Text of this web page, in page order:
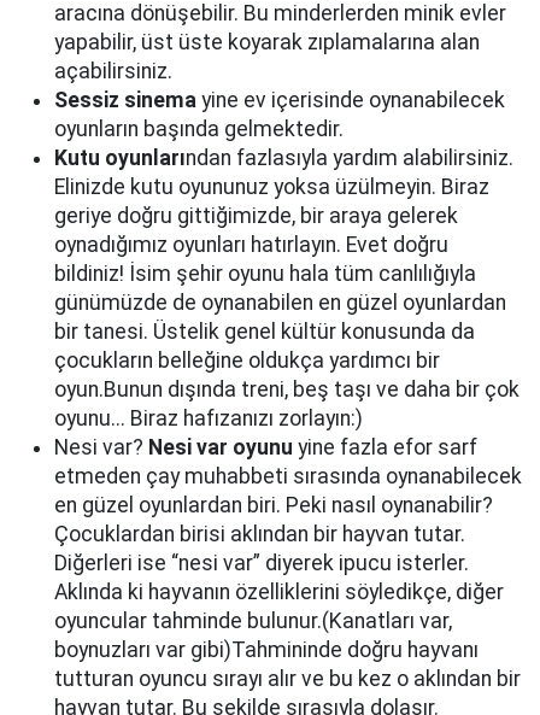
aracına dönüşebilir. Bu minderlerden minik evler
yapabilir, üst üste koyarak zıplamalarına alan
açabilirsiniz.
Sessiz sinema yine ev içerisinde oynanabilecek
oyunların başında gelmektedir.
Kutu oyunlarından fazlasıyla yardım alabilirsiniz.
Elinizde kutu oyununuz yoksa üzülmeyin. Biraz
geriye doğru gittiğimizde, bir araya gelerek
oynadığımız oyunları hatırlayın. Evet doğru
bildiniz! İsim şehir oyunu hala tüm canlılığıyla
günümüzde de oynanabilen en güzel oyunlardan
bir tanesi. Üstelik genel kültür konusunda da
çocukların belleğine oldukça yardımcı bir
oyun.Bunun dışında treni, beş taşı ve daha bir çok
oyunu... Biraz hafızanızı zorlayın:)
Nesi var? Nesi var oyunu yine fazla efor sarf
etmeden çay muhabbeti sırasında oynanabilecek
en güzel oyunlardan biri. Peki nasıl oynanabilir?
Çocuklardan birisi aklından bir hayvan tutar.
Diğerleri ise “nesi var” diyerek ipucu isterler.
Aklında ki hayvanın özelliklerini söyledikçe, diğer
oyuncular tahminde bulunur.(Kanatları var,
boynuzları var gibi)Tahmininde doğru hayvanı
tutturan oyuncu sırayı alır ve bu kez o aklından bir
hayvan tutar. Bu şekilde sırasıyla dolaşır.